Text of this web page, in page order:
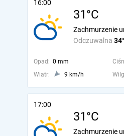
16:00
31°C
Odczuwalna
Zachmurzenie
Opad: 0 mm
Wiatr:
9 km/h
17:00
31°C
Zachmurzenie